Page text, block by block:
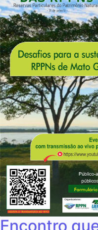
Encontro